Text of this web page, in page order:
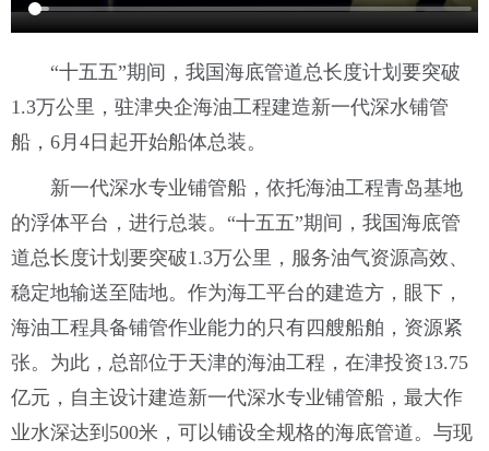
“十五五”期间，我国海底管道总长度计划要突破
1.3万公里，驻津央企海油工程建造新一代深水铺管
船，6月4日起开始船体总装。
新一代深水专业铺管船，依托海油工程青岛基地
的浮体平台，进行总装。“十五五”期间，我国海底管
道总长度计划要突破1.3万公里，服务油气资源高效、
稳定地输送至陆地。作为海工平台的建造方，眼下，
海油工程具备铺管作业能力的只有四艘船舶，资源紧
张。为此，总部位于天津的海油工程，在津投资13.75
亿元，自主设计建造新一代深水专业铺管船，最大作
业水深达到500米，可以铺设全规格的海底管道。与现